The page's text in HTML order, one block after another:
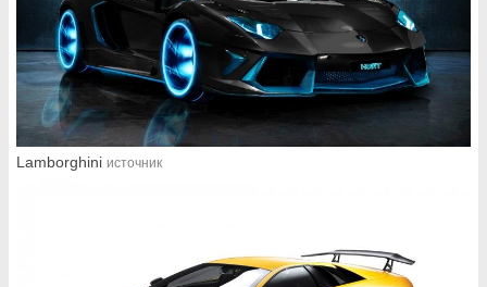
Lamborghini источник